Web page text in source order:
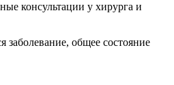
консультации у хирурга и
заболевание, общее состояние